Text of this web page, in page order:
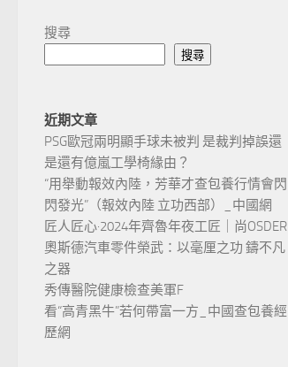
搜尋
搜尋
近期文章
PSG歐冠兩明顯手球未被判 是裁判掉誤還
是還有億嵐工學椅緣由？
“用舉動報效內陸，芳華才查包養行情會閃
閃發光”（報效內陸 立功西部）_中國網
匠人匠心·2024年齊魯年夜工匠｜尚OSDER
奧斯德汽車零件榮武：以毫厘之功 鑄不凡
之器
秀傳醫院健康檢查美軍F
看“高青黑牛”若何帶富一方_中國查包養經
歷網